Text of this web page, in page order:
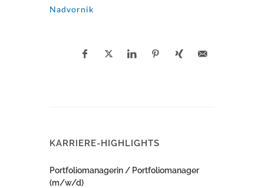
Nadvornik
KARRIERE-HIGHLIGHTS
Portfoliomanagerin / Portfoliomanager
(m/w/d)